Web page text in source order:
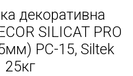
декоративна
SILICAT PRO
РС-15, Siltek
25кг